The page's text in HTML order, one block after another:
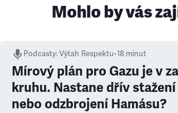
Mohlo by vás
Podcasty:Výtah Respektu•18 minut
Mírový plán pro Gazu je v
kruhu. Nastane dřív stažení
nebo odzbrojení Hamásu?